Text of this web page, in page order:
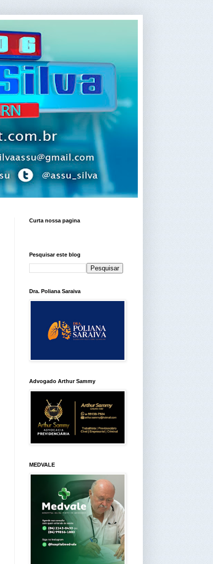
Curta nossa pagina
Pesquisar este blog
Dra. Poliana Saraiva
Advogado Arthur Sammy
MEDVALE